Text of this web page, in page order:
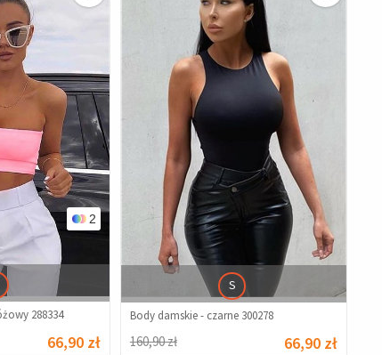
2
288334
66,90 zł
S
Body damskie - czarne 300278
160,90 zł 66,90 zł